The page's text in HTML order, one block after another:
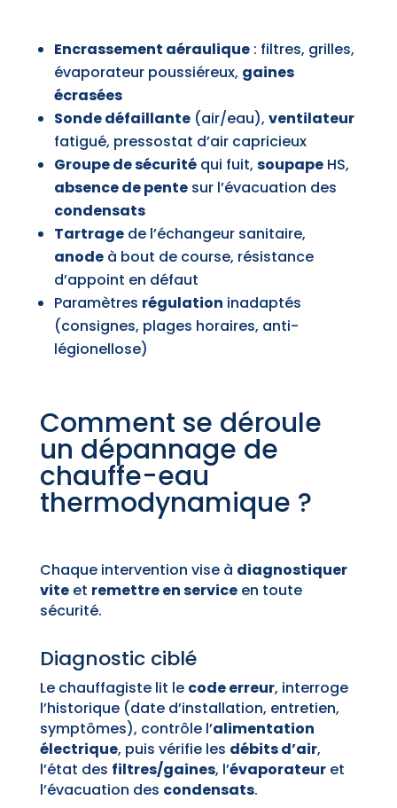
Encrassement aéraulique: filtres, grilles,
évaporateur poussiéreux, gaines
écrasées
Sonde défaillante(air/eau), ventilateur
fatigué, pressostat d’air capricieux
Groupe de sécuritéqui fuit, soupapeHS,
absence de pentesur l’évacuation des
condensats
Tartragede l’échangeur sanitaire,
anodeà bout de course, résistance
d’appoint en défaut
Paramètres régulation inadaptés
(consignes, plages horaires, anti-
légionellose)
Comment se déroule
un dépannage de
chauffe-eau
thermodynamique ?
Chaque intervention vise à diagnostiquer
viteet remettre en serviceen toute
sécurité.
Diagnostic ciblé
Le chauffagiste lit le code erreur, interroge
l’historique (date d’installation, entretien,
symptômes), contrôle l’alimentation
électrique, puis vérifie les débits d’air,
l’état des filtres/gaines, l’évaporateuret
l’évacuation des condensats.